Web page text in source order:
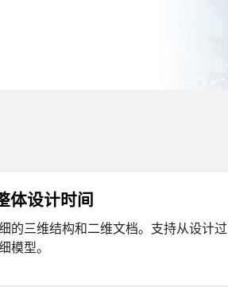
体设计时间
的三维结构和二维文档。支持从设计过
模型。